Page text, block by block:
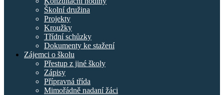
Školní družina
Projekty
Kroužky
Třídní schůzky
Dokumenty ke stažení
Zájemci o školu
Přestup z jiné školy
Zápisy
Přípravná třída
Mimořádně nadaní žáci